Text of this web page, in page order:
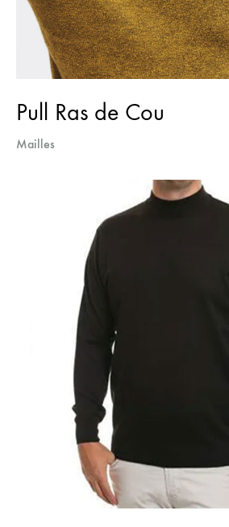
Pull Ras de Cou
Mailles